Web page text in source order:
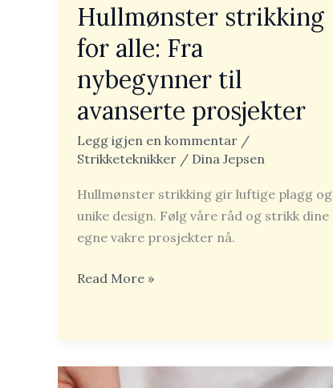
Hullmønster strikking
for alle: Fra
nybegynner til
avanserte prosjekter
Legg igjen en kommentar /
Strikketeknikker / Dina Jepsen
Hullmønster strikking gir luftige plagg og
unike design. Følg våre råd og strikk dine
egne vakre prosjekter nå.
Read More »
Lær